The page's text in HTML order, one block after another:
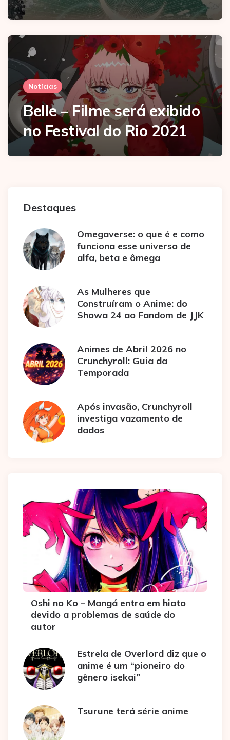
Notícias
Belle – Filme será exibido
no Festival do Rio 2021
Destaques
Omegaverse: o que é e como
funciona esse universo de
alfa, beta e ômega
As Mulheres que
Construíram o Anime: do
Showa 24 ao Fandom de JJK
Animes de Abril 2026 no
Crunchyroll: Guia da
Temporada
Após invasão, Crunchyroll
investiga vazamento de
dados
Oshi no Ko – Mangá entra em hiato
devido a problemas de saúde do
autor
Estrela de Overlord diz que o
anime é um “pioneiro do
gênero isekai”
Tsurune terá série anime